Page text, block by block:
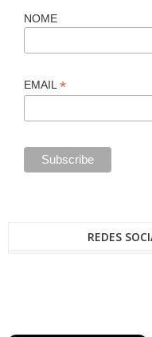
NOME
EMAIL *
REDES